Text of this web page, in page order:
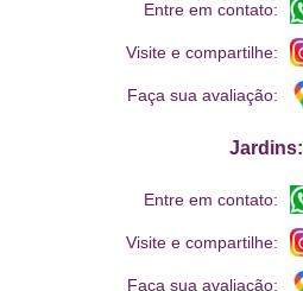
Entre em contato:
Visite e compartilhe:
Faça sua avaliação:
Jardins:
Entre em contato:
Visite e compartilhe:
Faça sua avaliação: